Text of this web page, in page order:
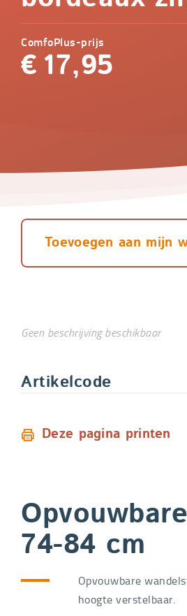
ComfoPlus-prijs
€ 17,95
Toevoegen aan mijn
Geen beschrijving beschikbaar
Artikelcode
Deze pagina printen
74-84 cm
Opvouwbare
hoogte verstelbaar.